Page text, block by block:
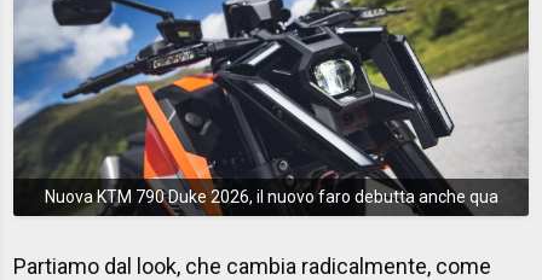
Nuova KTM 790 Duke 2026, il nuovo faro debutta anche qua
Partiamo dal look, che cambia radicalmente, come